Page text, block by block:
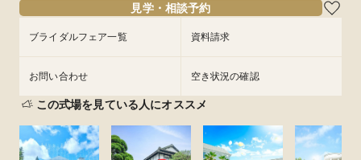
見学・相談予約
ブライダルフェア一覧 資料請求
お問い合わせ 空き状況の確認
この式場を見ている人にオススメ